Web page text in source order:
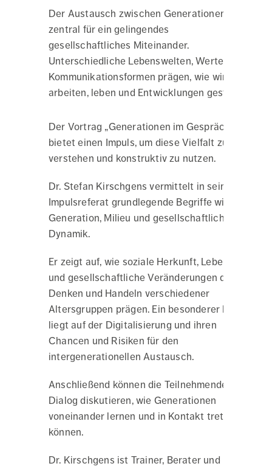
Der Austausch zwischen Generationen ist
zentral für ein gelingendes
gesellschaftliches Miteinander.
Unterschiedliche Lebenswelten, Werte und
Kommunikationsformen prägen, wie wir
arbeiten, leben und Entwicklungen gestalten.
Der Vortrag „Generationen im Gespräch“
bietet einen Impuls, um diese Vielfalt zu
verstehen und konstruktiv zu nutzen.
Dr. Stefan Kirschgens vermittelt in seinem
Impulsreferat grundlegende Begriffe wie
Generation, Milieu und gesellschaftliche
Dynamik.
Er zeigt auf, wie soziale Herkunft, Lebensstile
und gesellschaftliche Veränderungen das
Denken und Handeln verschiedener
Altersgruppen prägen. Ein besonderer Fokus
liegt auf der Digitalisierung und ihren
Chancen und Risiken für den
intergenerationellen Austausch.
Anschließend können die Teilnehmenden im
Dialog diskutieren, wie Generationen
voneinander lernen und in Kontakt treten
können.
Dr. Kirschgens ist Trainer, Berater und